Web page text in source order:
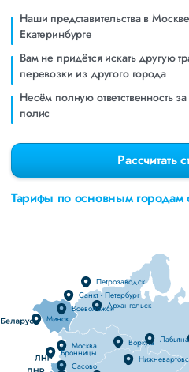
Наши представительства в
Eкатеринбурге
Вам не придётся искать другую
перевозки из другого города
Несём полную ответственность
полис
Рассчитать
Тарифы по основным городам
Архангельск
Санкт - Петербург
Москва
Всеволожск
Петрозаводск
Сасово
Воркута
Бронницы
Минск